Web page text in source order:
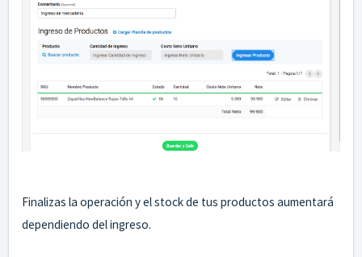
Finalizas la operación y el stock de tus productos aumentará
dependiendo del ingreso.